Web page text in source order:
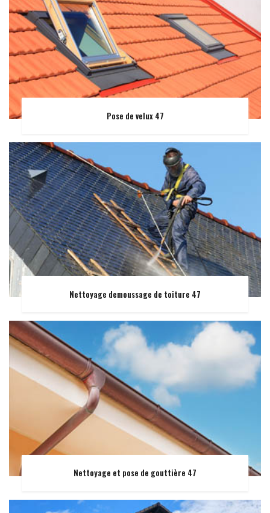
Pose de velux 47
Nettoyage demoussage de toiture 47
Nettoyage et pose de gouttière 47